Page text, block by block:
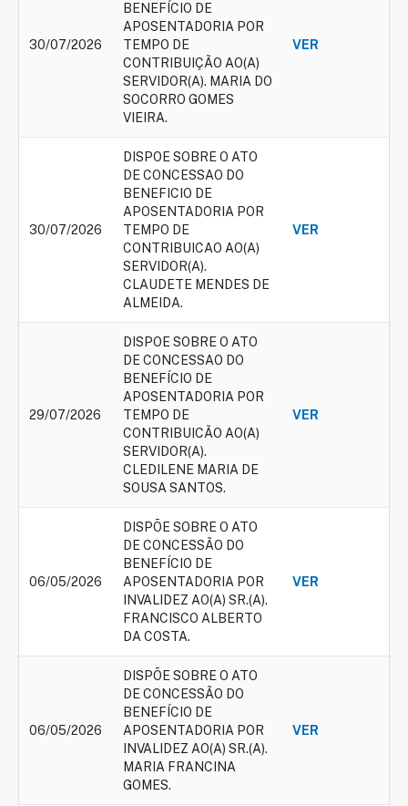
30/07/2026
BENEFÍCIO DE
APOSENTADORIA POR
TEMPO DE
CONTRIBUIÇÃO AO(A)
SERVIDOR(A). MARIA DO
SOCORRO GOMES
VIEIRA.
VER
30/07/2026
DISPOE SOBRE O ATO
DE CONCESSAO DO
BENEFICIO DE
APOSENTADORIA POR
TEMPO DE
CONTRIBUICAO AO(A)
SERVIDOR(A).
CLAUDETE MENDES DE
ALMEIDA.
VER
29/07/2026
DISPOE SOBRE O ATO
DE CONCESSAO DO
BENEFÍCIO DE
APOSENTADORIA POR
TEMPO DE
CONTRIBUICÃO AO(A)
SERVIDOR(A).
CLEDILENE MARIA DE
SOUSA SANTOS.
VER
06/05/2026
DISPÕE SOBRE O ATO
DE CONCESSÃO DO
BENEFÍCIO DE
APOSENTADORIA POR
INVALIDEZ AO(A) SR.(A).
FRANCISCO ALBERTO
DA COSTA.
VER
06/05/2026
DISPÕE SOBRE O ATO
DE CONCESSÃO DO
BENEFÍCIO DE
APOSENTADORIA POR
INVALIDEZ AO(A) SR.(A).
MARIA FRANCINA
GOMES.
VER